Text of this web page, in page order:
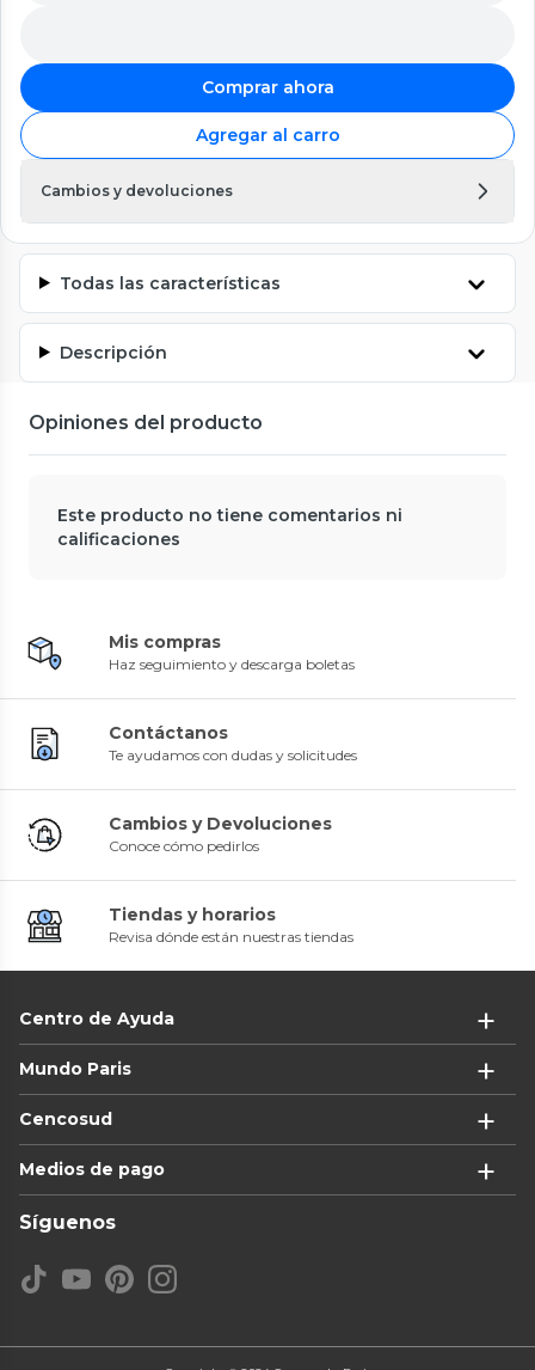
Comprar ahora
Agregar al carro
Cambios y devoluciones
Todas las características
Descripción
Opiniones del producto
Este producto no tiene comentarios ni
calificaciones
Mis compras
Haz seguimiento y descarga boletas
Contáctanos
Te ayudamos con dudas y solicitudes
Cambios y Devoluciones
Conoce cómo pedirlos
Tiendas y horarios
Revisa dónde están nuestras tiendas
Centro de Ayuda
Mundo Paris
Cencosud
Medios de pago
Síguenos